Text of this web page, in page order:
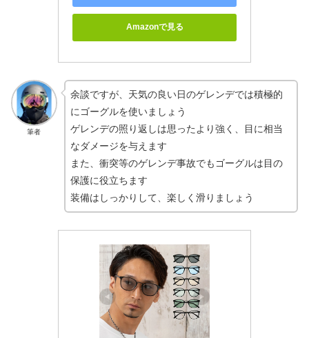
Amazonで見る
筆者
余談ですが、天気の良い日のゲレンデでは積極的
にゴーグルを使いましょう
ゲレンデの照り返しは思ったより強く、目に相当
なダメージを与えます
また、衝突等のゲレンデ事故でもゴーグルは目の
保護に役立ちます
装備はしっかりして、楽しく滑りましょう